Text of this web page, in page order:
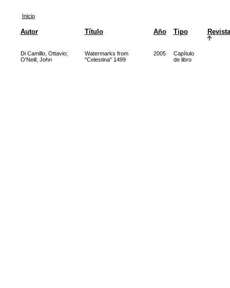
Inicio
Autor Título Año Tipo Revista
Di Camillo, Ottavio;
O'Neill, John
Watermarks from
"Celestina" 1499
2005
Capítulo
de libro